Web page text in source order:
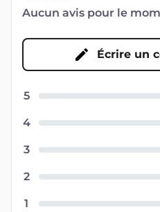
Aucun avis pour le
Écrire un
5
4
3
2
1